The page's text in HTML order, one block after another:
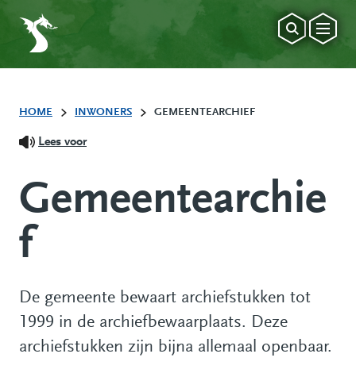
HOME INWONERS GEMEENTEARCHIEF
Lees voor
Gemeentearchie
f
De gemeente bewaart archiefstukken tot
1999 in de archiefbewaarplaats. Deze
archiefstukken zijn bijna allemaal openbaar.